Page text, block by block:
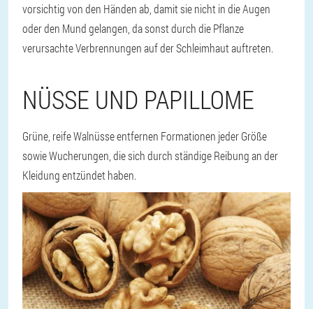
vorsichtig von den Händen ab, damit sie nicht in die Augen
oder den Mund gelangen, da sonst durch die Pflanze
verursachte Verbrennungen auf der Schleimhaut auftreten.
NÜSSE UND PAPILLOME
Grüne, reife Walnüsse entfernen Formationen jeder Größe
sowie Wucherungen, die sich durch ständige Reibung an der
Kleidung entzündet haben.